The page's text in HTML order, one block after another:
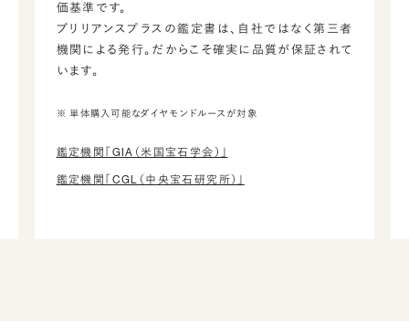
価基準です。
ブリリアンスプラスの鑑定書は、自社ではなく第三者
機関による発行。だからこそ確実に品質が保証されて
います。
※ 単体購入可能なダイヤモンドルースが対象
鑑定機関「GIA（米国宝石学会）」
鑑定機関「CGL（中央宝石研究所）」